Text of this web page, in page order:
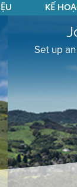
KẾ
Set up